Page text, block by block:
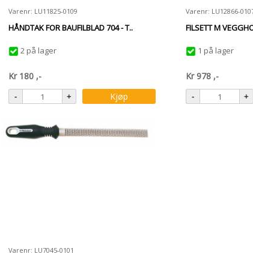
Varenr: LU11825-0109
HÅNDTAK FOR BAUFILBLAD 704 - T..
2 på lager
Kr 180 ,-
Kjøp
Varenr: LU12866-
FILSETT M
1 på lager
Kr 978 ,-
Varenr: LU7045-0101